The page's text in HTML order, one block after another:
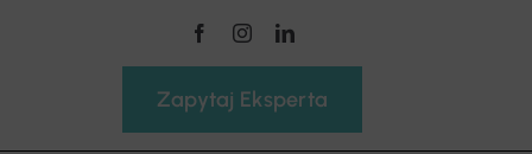
Zapytaj Eksperta